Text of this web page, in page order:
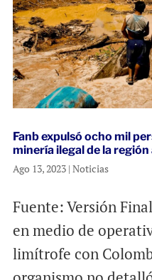
Fanb expulsó ocho mil
minería ilegal de la
Ago 13, 2023| Noticias
Fuente: Versión
en medio de
limítrofe con